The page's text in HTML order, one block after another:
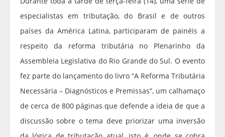
especialistas em tributação, do Brasil e de outros
países da América Latina, participaram de painéis a
respeito da reforma tributária no Plenarinho da
Assembleia Legislativa do Rio Grande do Sul. O evento
fez parte do lançamento do livro “A Reforma Tributária
Necessária – Diagnósticos e Premissas”, um calhamaço
de cerca de 800 páginas que defende a ideia de que a
discussão sobre o tema deve priorizar uma inversão